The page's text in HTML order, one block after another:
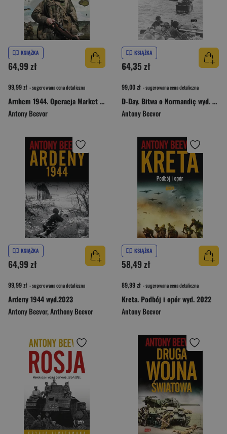
KSIĄŻKA
64,99 zł
99,99 zł - sugerowana cena detaliczna
Arnhem 1944. Operacja Market Garden wyd. 2024
Antony Beevor
KSIĄŻKA
64,35 zł
99,00 zł - sugerowana cena detaliczna
D-Day. Bitwa o Normandię wyd. 2024
Antony Beevor
KSIĄŻKA
64,99 zł
99,99 zł - sugerowana cena detaliczna
Ardeny 1944 wyd.2023
Antony Beevor,Anthony Beevor
KSIĄŻKA
58,49 zł
89,99 zł - sugerowana cena detaliczna
Kreta. Podbój i opór wyd. 2022
Antony Beevor